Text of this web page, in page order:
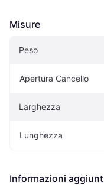
Misure
Peso
Apertura Cancello
Larghezza
Lunghezza
Informazioni